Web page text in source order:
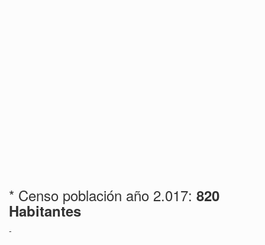
* Censo población año 2.017: 820
Habitantes
-